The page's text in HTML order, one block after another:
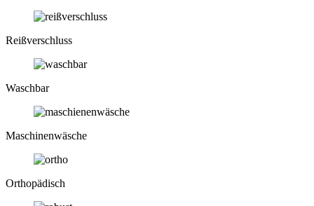
Reiß­verschluss
Waschbar
Maschinen­wäsche
Ortho­pädisch